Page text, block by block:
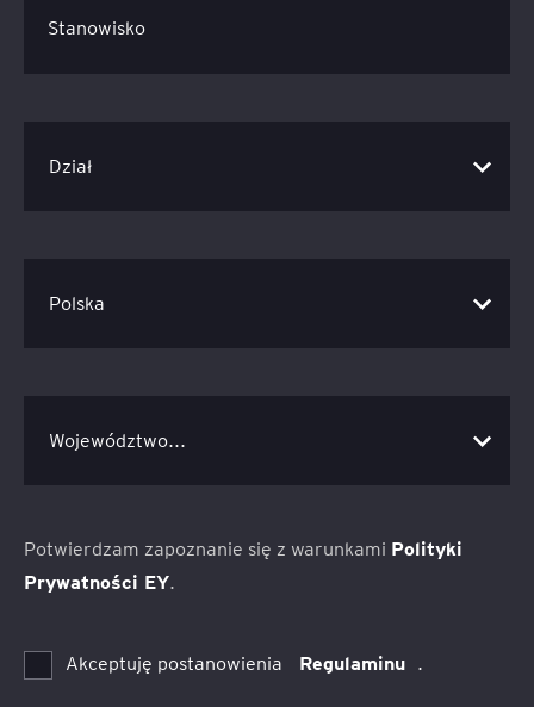
Stanowisko
Potwierdzam zapoznanie się z warunkami Polityki
Prywatności EY.
Akceptuję postanowienia Regulaminu .